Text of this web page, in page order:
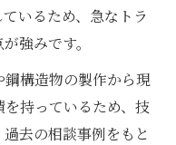
いるため、急なトラ
強みです。
構造物の製作から現
持っているため、技
去の相談事例をもと